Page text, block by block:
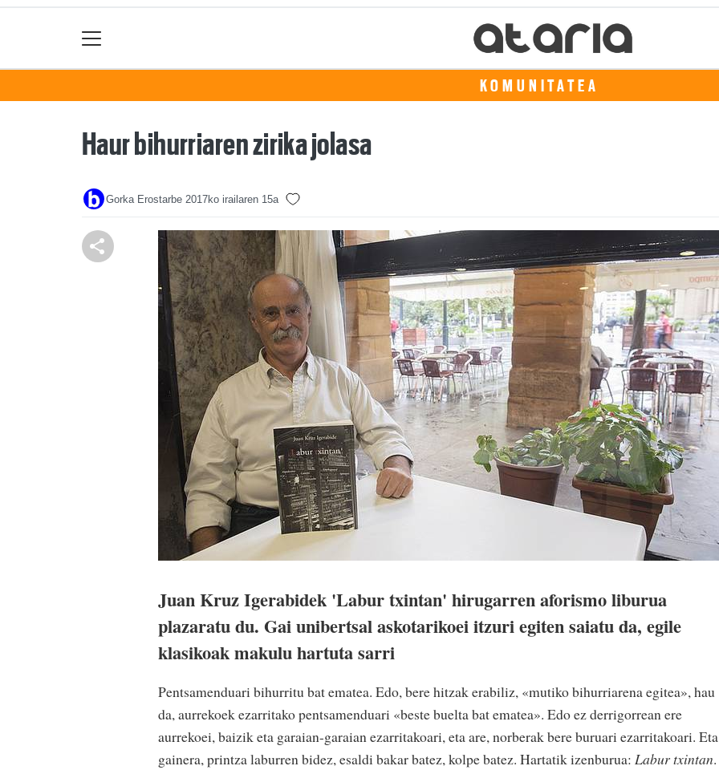
KOMUNITATEA
Haur bihurriaren zirika jolasa
Gorka Erostarbe 2017ko irailaren 15a
Juan Kruz Igerabidek 'Labur txintan' hirugarren aforismo liburua
plazaratu du. Gai unibertsal askotarikoei itzuri egiten saiatu da, egile
klasikoak makulu hartuta sarri
Pentsamenduari bihurritu bat ematea. Edo, bere hitzak erabiliz, «mutiko bihurriarena egitea», hau
da, aurrekoek ezarritako pentsamenduari «beste buelta bat ematea». Edo ez derrigorrean ere
aurrekoei, baizik eta garaian-garaian ezarritakoari, eta are, norberak bere buruari ezarritakoari.
gainera, printza laburren bidez, esaldi bakar batez, kolpe batez. Hartatik izenburua: Labur txintan.